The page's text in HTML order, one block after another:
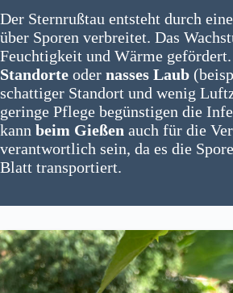
Der Sternrußtau entsteht durch
über Sporen verbreitet. Das
Feuchtigkeit und Wärme gefördert.
Standorte oder nasses Laub
schattiger Standort und wenig
geringe Pflege begünstigen die
kann beim Gießen auch für die
verantwortlich sein, da es die
Blatt transportiert.